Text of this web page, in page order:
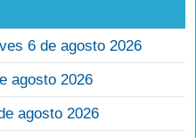
6 de agosto 2026
agosto 2026
agosto 2026